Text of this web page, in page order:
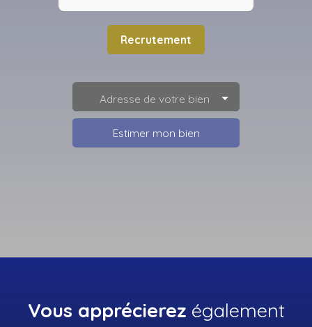
Recrutement
Adresse de votre bien
Estimer mon bien
Vous apprécierez également